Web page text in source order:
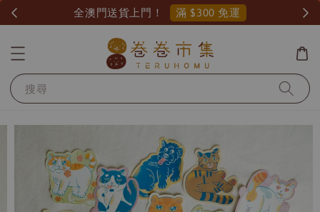
全澳門送貨上門！ 滿 $300 免運
搜尋